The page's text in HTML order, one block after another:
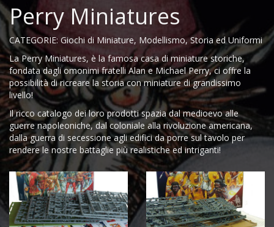
Perry Miniatures
CATEGORIE: Giochi di Miniature, Modellismo, Storia ed Uniformi
La Perry Miniatures, è la famosa casa di miniature storiche,
fondata dagli omonimi fratelli Alan e Michael Perry, ci offre la
possibilità di ricreare la storia con miniature di grandissimo
livello!
Il ricco catalogo dei loro prodotti spazia dal medioevo alle
guerre napoleoniche, dal coloniale alla rivoluzione americana,
dalla guerra di secessione agli edifici da porre sul tavolo per
rendere le nostre battaglie più realistiche ed intriganti!